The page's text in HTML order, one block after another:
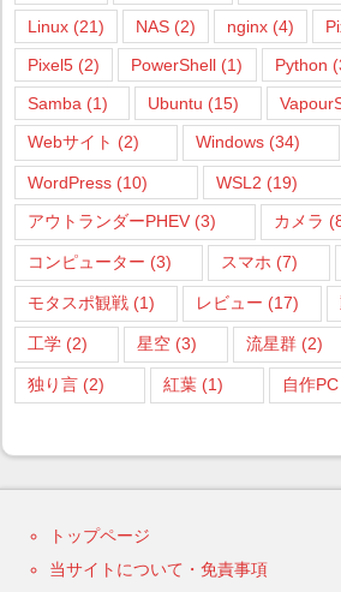
Linux (21) NAS (2) nginx (4)
Pixel5 (2) PowerShell (1) Python
Samba (1) Ubuntu (15)
Webサイト (2) Windows (34)
WordPress (10) WSL2 (19)
アウトランダーPHEV (3) カメラ
コンピューター (3) スマホ (7)
モタスポ観戦 (1) レビュー (17)
工学 (2) 星空 (3) 流星群 (2)
独り言 (2) 紅葉(1) 自作PC
トップページ
当サイトについて・免責事項